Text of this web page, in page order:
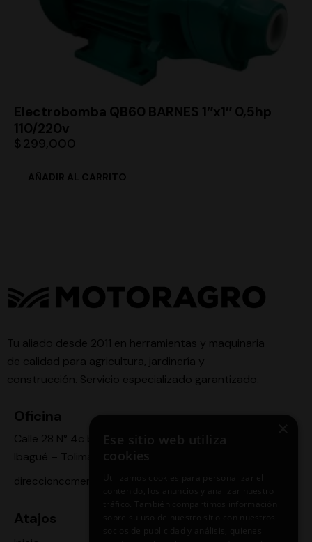
Electrobomba QB60 BARNES 1″x1″ 0,5hp
110/220v
$ 299,000
Tu aliado desde 2011 en herramientas y maquinaria
de calidad para agricultura, jardinería y
construcción. Servicio especializado garantizado.
Oficina
Calle 28 N° 4c bis -24,
Ibagué – Tolima
direccioncomercial.motoragro@gmail.com
Atajos